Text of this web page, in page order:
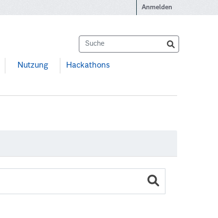
Anmelden
Nutzung Hackathons